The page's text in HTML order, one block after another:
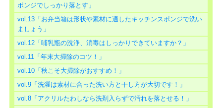
ポンジでしっかり落とす」
vol.13「お弁当箱は形状や素材に適したキッチンスポンジで洗い
ましょう」
vol.12「哺乳瓶の洗浄、消毒はしっかりできていますか？」
vol.11「年末大掃除のコツ！」
vol.10「秋こそ大掃除がおすすめ！」
vol.9「洗濯は素材に合った洗い方と干し方が大切です！」
vol.8「アクリルたわしなら洗剤入らずで汚れを落とせる！」